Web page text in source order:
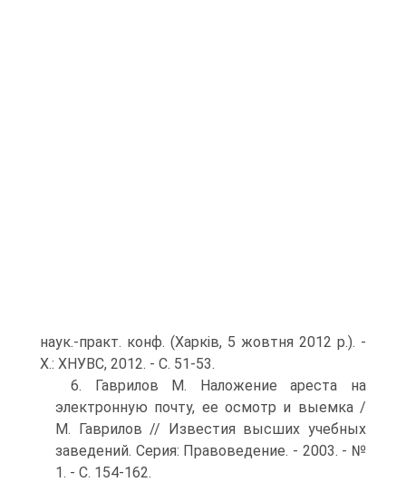
наук.-практ. конф. (Харків, 5 жовтня 2012 р.). -
X.: ХНУВС, 2012. - С. 51-53.
6. Гаврилов М. Наложение ареста на
электронную почту, ее осмотр и выемка /
М. Гаврилов // Известия высших учебных
заведений. Серия: Правоведение. - 2003. - №
1. - С. 154-162.